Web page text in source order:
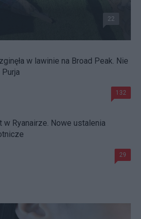
22
w lawinie na Broad Peak. Nie
132
w Ryanairze. Nowe ustalenia
29